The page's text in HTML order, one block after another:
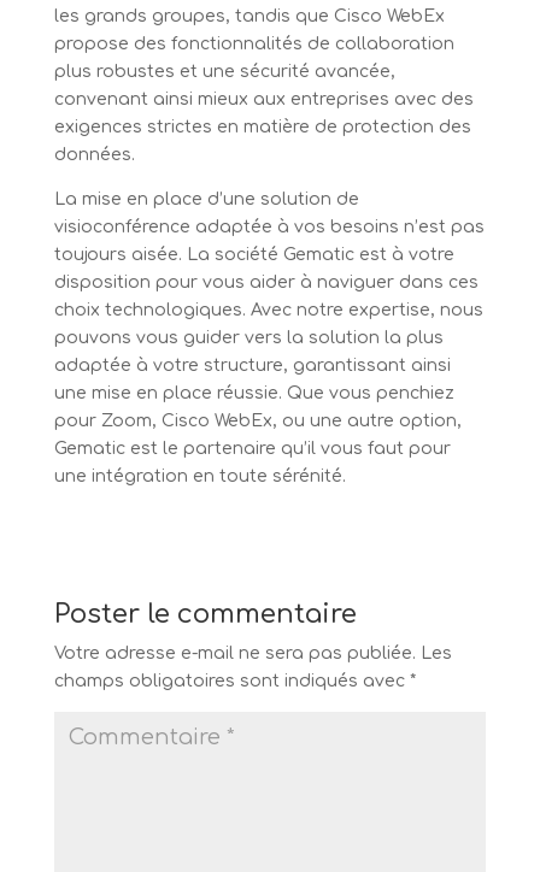
les grands groupes, tandis que Cisco WebEx
propose des fonctionnalités de collaboration
plus robustes et une sécurité avancée,
convenant ainsi mieux aux entreprises avec des
exigences strictes en matière de protection des
données.
La mise en place d’une solution de
visioconférence adaptée à vos besoins n’est pas
toujours aisée. La société Gematic est à votre
disposition pour vous aider à naviguer dans ces
choix technologiques. Avec notre expertise, nous
pouvons vous guider vers la solution la plus
adaptée à votre structure, garantissant ainsi
une mise en place réussie. Que vous penchiez
pour Zoom, Cisco WebEx, ou une autre option,
Gematic est le partenaire qu’il vous faut pour
une intégration en toute sérénité.
Poster le commentaire
Votre adresse e-mail ne sera pas publiée. Les
champs obligatoires sont indiqués avec *